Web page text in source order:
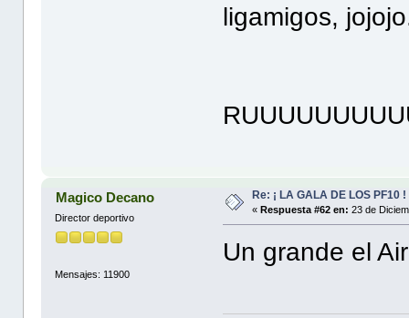
ligamigos,
Magico Decano
Director deportivo
Mensajes: 11900
Re: ¡ LA GALA DE LOS PF10 !
« Respuesta #62 en: 23 de
Un grande el